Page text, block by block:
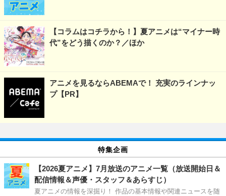
【コラムはコチラから！】夏アニメは“マイナー時
代”をどう描くのか？／ほか
アニメを見るならABEMAで！ 充実のラインナッ
プ【PR】
特集企画
【2026夏アニメ】7月放送のアニメ一覧（放送開始日＆
配信情報＆声優・スタッフ＆あらすじ）
夏アニメの情報を深掘り！ 作品の基本情報や関連ニュースを随